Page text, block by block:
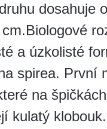
dosahuje
a úzkolisté
spirea. První
na
kulatý